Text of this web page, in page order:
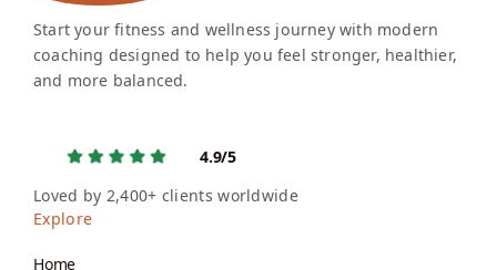
Start your fitness and wellness journey with modern
coaching designed to help you feel stronger, healthier,
and more balanced.
4.9/5
Loved by 2,400+ clients worldwide
Explore
Home